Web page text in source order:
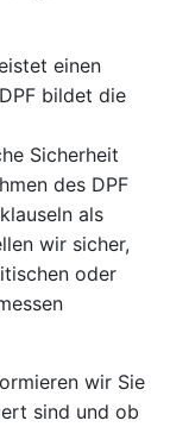
einen
bildet die
Sicherheit
des DPF
als
wir sicher,
oder
wir Sie
sind und ob